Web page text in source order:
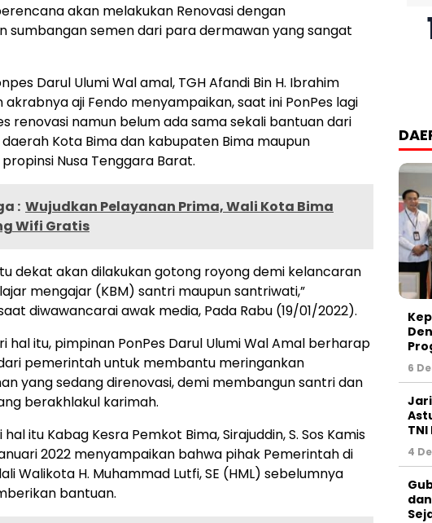
akan melakukan Renovasi dengan
sumbangan semen dari para dermawan yang sangat
Darul Ulumi Wal amal, TGH Afandi Bin H. Ibrahim
aji Fendo menyampaikan, saat ini PonPes lagi
renovasi namun belum ada sama sekali bantuan dari
Kota Bima dan kabupaten Bima maupun
Nusa Tenggara Barat.
: Wujudkan Pelayanan Prima, Wali Kota Bima
Wifi Gratis
dekat akan dilakukan gotong royong demi kelancaran
mengajar (KBM) santri maupun santriwati,”
diwawancarai awak media, Pada Rabu (19/01/2022).
hal itu, pimpinan PonPes Darul Ulumi Wal Amal berharap
pemerintah untuk membantu meringankan
yang sedang direnovasi, demi membangun santri dan
berakhlakul karimah.
itu Kabag Kesra Pemkot Bima, Sirajuddin, S. Sos Kamis
2022 menyampaikan bahwa pihak Pemerintah di
Walikota H. Muhammad Lutfi, SE (HML) sebelumnya
bantuan.
6
4